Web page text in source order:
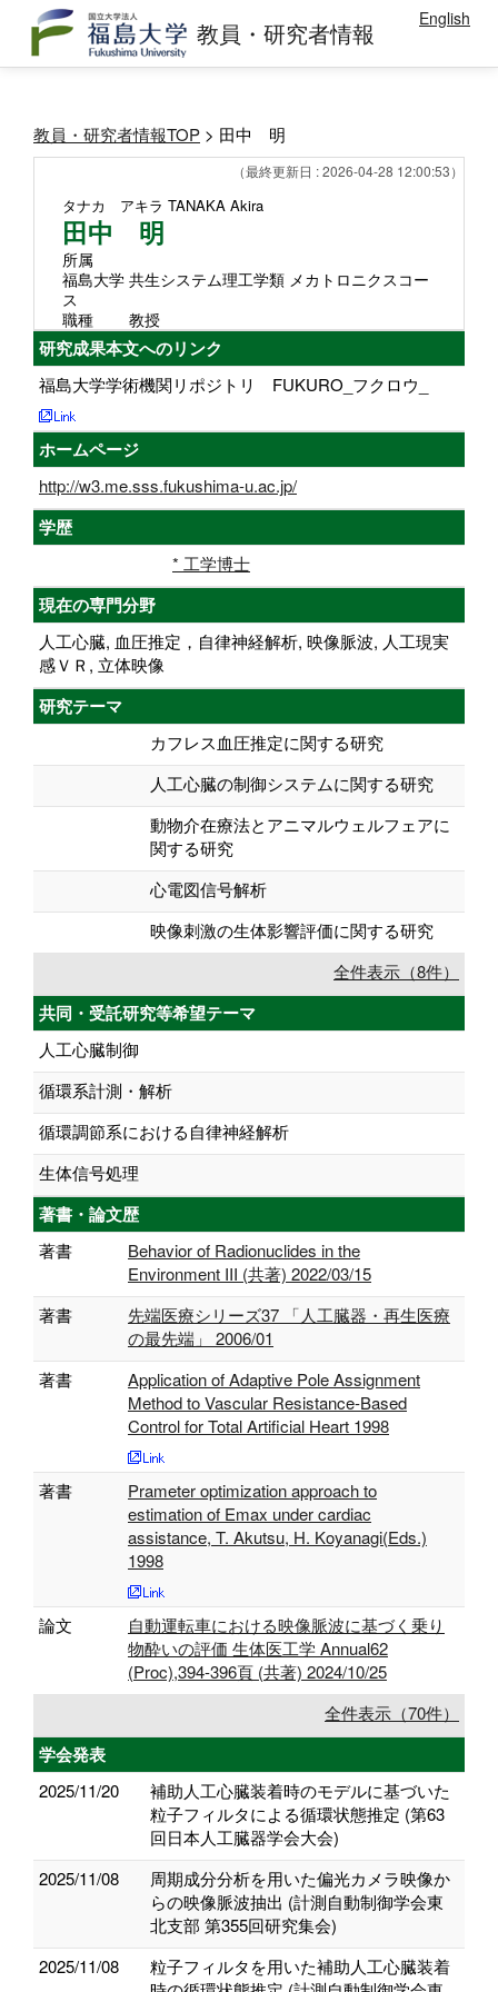
教員・研究者情報 English
教員・研究者情報TOP > 田中 明
（最終更新日 : 2026-04-28 12:00:53）
タナカ アキラ TANAKA Akira
田中 明
所属
福島大学 共生システム理工学類 メカトロニクスコー
ス
職種
教授
研究成果本文へのリンク
福島大学学術機関リポジトリ FUKURO_フクロウ_
ホームページ
http://w3.me.sss.fukushima-u.ac.jp/
学歴
* 工学博士
現在の専門分野
人工心臓, 血圧推定，自律神経解析, 映像脈波, 人工現実
感ＶＲ, 立体映像
研究テーマ
カフレス血圧推定に関する研究
人工心臓の制御システムに関する研究
動物介在療法とアニマルウェルフェアに
関する研究
心電図信号解析
映像刺激の生体影響評価に関する研究
全件表示（8件）
共同・受託研究等希望テーマ
人工心臓制御
循環系計測・解析
循環調節系における自律神経解析
生体信号処理
著書・論文歴
著書
Behavior of Radionuclides in the
Environment III (共著) 2022/03/15
著書
先端医療シリーズ37 「人工臓器・再生医療
の最先端」 2006/01
著書
Application of Adaptive Pole Assignment
Method to Vascular Resistance-Based
Control for Total Artificial Heart 1998
著書
Prameter optimization approach to
estimation of Emax under cardiac
assistance, T. Akutsu, H. Koyanagi(Eds.)
1998
論文
自動運転車における映像脈波に基づく乗り
物酔いの評価 生体医工学 Annual62
(Proc),394-396頁 (共著) 2024/10/25
全件表示（70件）
学会発表
2025/11/20
補助人工心臓装着時のモデルに基づいた
粒子フィルタによる循環状態推定 (第63
回日本人工臓器学会大会)
2025/11/08
周期成分分析を用いた偏光カメラ映像か
らの映像脈波抽出 (計測自動制御学会東
北支部 第355回研究集会)
2025/11/08
粒子フィルタを用いた補助人工心臓装着